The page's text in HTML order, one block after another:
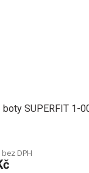
boty SUPERFIT 1-
DPH